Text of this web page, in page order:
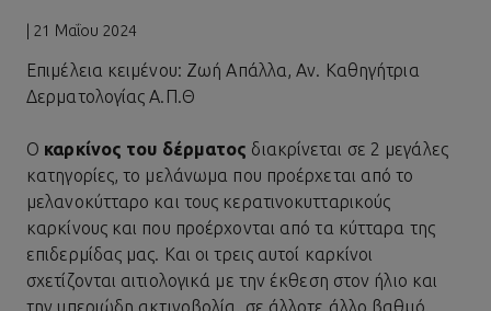
| 21 Μαΐου 2024
Επιμέλεια κειμένου: Ζωή Απάλλα, Αν. Καθηγήτρια
Δερματολογίας Α.Π.Θ
Ο καρκίνος του δέρματος διακρίνεται σε 2 μεγάλες
κατηγορίες, το μελάνωμα που προέρχεται από το
μελανοκύτταρο και τους κερατινοκυτταρικούς
καρκίνους και που προέρχονται από τα κύτταρα της
επιδερμίδας μας. Και οι τρεις αυτοί καρκίνοι
σχετίζονται αιτιολογικά με την έκθεση στον ήλιο και
την υπεριώδη ακτινοβολία, σε άλλοτε άλλο βαθμό.